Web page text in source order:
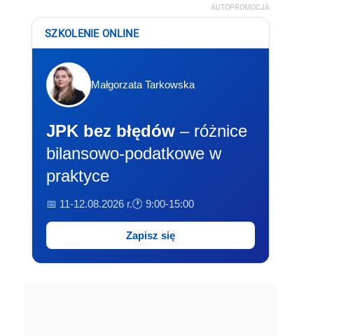
AUTOPROMOCJA
SZKOLENIE ONLINE
Małgorzata Tarkowska
JPK bez błędów – różnice
bilansowo-podatkowe w
praktyce
📅 11-12.08.2026 r.🕐 9:00-15:00
Zapisz się